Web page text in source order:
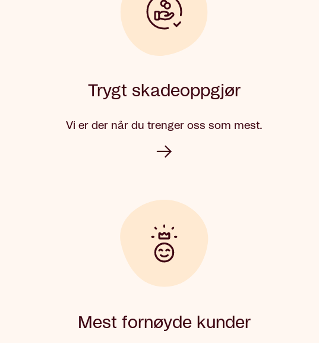
Trygt skadeoppgjør
Vi er der når du trenger oss som mest.
Mest fornøyde kunder